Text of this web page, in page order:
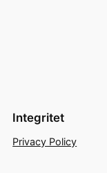
Integritet
Privacy Policy